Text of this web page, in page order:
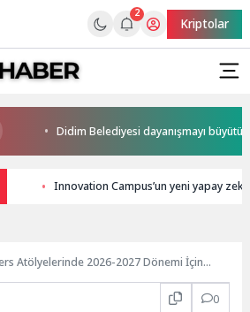
2
Kriptolar
Didim Belediyesi dayanışmayı büyütüyor
Innovation Campus’un yeni yapay
Atölyelerinde 2026-2027 Dönemi İçin
0